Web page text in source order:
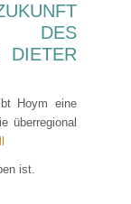
DIETER
Hoym eine
überregional
ist.